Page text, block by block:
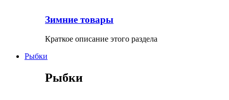
Зимние товары
Краткое описание этого раздела
Рыбки
Рыбки